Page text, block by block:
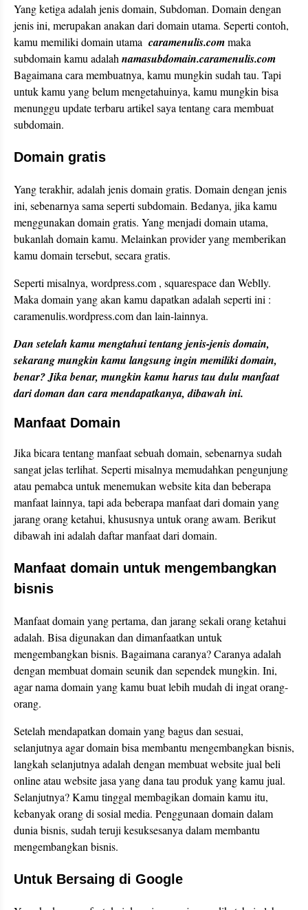
Yang ketiga adalah jenis domain, Subdoman. Domain dengan
jenis ini, merupakan anakan dari domain utama. Seperti contoh,
kamu memiliki domain utama caramenulis.commaka
subdomain kamu adalah namasubdomain.caramenulis.com
Bagaimana cara membuatnya, kamu mungkin sudah tau. Tapi
untuk kamu yang belum mengetahuinya, kamu mungkin bisa
menunggu update terbaru artikel saya tentang cara membuat
subdomain.
Domain gratis
Yang terakhir, adalah jenis domain gratis. Domain dengan jenis
ini, sebenarnya sama seperti subdomain. Bedanya, jika kamu
menggunakan domain gratis. Yang menjadi domain utama,
bukanlah domain kamu. Melainkan provider yang memberikan
kamu domain tersebut, secara gratis.
Seperti misalnya, wordpress.com , squarespace dan Weblly.
Maka domain yang akan kamu dapatkan adalah seperti ini :
caramenulis.wordpress.com dan lain-lainnya.
Dan setelah kamu mengtahui tentang jenis-jenis domain,
sekarang mungkin kamu langsung ingin memiliki domain,
benar? Jika benar, mungkin kamu harus tau dulu manfaat
dari doman dan cara mendapatkanya, dibawah ini.
Manfaat Domain
Jika bicara tentang manfaat sebuah domain, sebenarnya sudah
sangat jelas terlihat. Seperti misalnya memudahkan pengunjung
atau pemabca untuk menemukan website kita dan beberapa
manfaat lainnya, tapi ada beberapa manfaat dari domain yang
jarang orang ketahui, khususnya untuk orang awam. Berikut
dibawah ini adalah daftar manfaat dari domain.
Manfaat domain untuk mengembangkan
bisnis
Manfaat domain yang pertama, dan jarang sekali orang ketahui
adalah. Bisa digunakan dan dimanfaatkan untuk
mengembangkan bisnis. Bagaimana caranya? Caranya adalah
dengan membuat domain seunik dan sependek mungkin. Ini,
agar nama domain yang kamu buat lebih mudah di ingat orang-
orang.
Setelah mendapatkan domain yang bagus dan sesuai,
selanjutnya agar domain bisa membantu mengembangkan bisnis,
langkah selanjutnya adalah dengan membuat website jual beli
online atau website jasa yang dana tau produk yang kamu jual.
Selanjutnya? Kamu tinggal membagikan domain kamu itu,
kebanyak orang di sosial media. Penggunaan domain dalam
dunia bisnis, sudah teruji kesuksesanya dalam membantu
mengembangkan bisnis.
Untuk Bersaing di Google